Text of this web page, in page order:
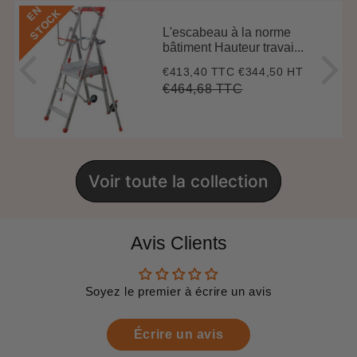
E
N
S
T
O
C
K
L'escabeau à la norme
bâtiment Hauteur travai...
Prix
réduit
€413,40 TTC€413,40
€344,50 HT
Prix
€464,68 TTC€464,68
Voir toute la collection
Avis Clients
Soyez le premier à écrire un avis
Écrire un avis